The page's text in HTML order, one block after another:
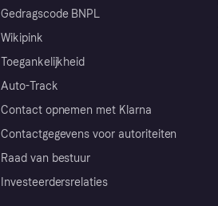
Gedragscode BNPL
Wikipink
Toegankelijkheid
Auto-Track
Contact opnemen met Klarna
Contactgegevens voor autoriteiten
Raad van bestuur
Investeerdersrelaties